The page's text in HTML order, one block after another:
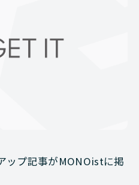
ップ記事がMONOistに掲